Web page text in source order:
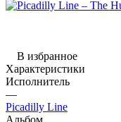
В избранное
Характеристики
Исполнитель
—
Picadilly Line
Альбом